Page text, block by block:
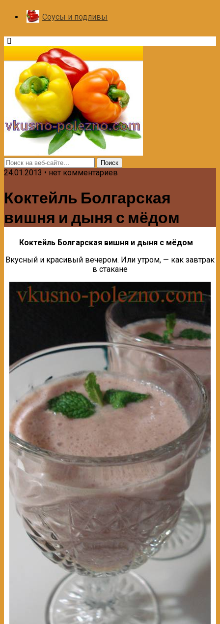
Соусы и подливы
24.01.2013 • нет комментариев
Коктейль Болгарская
вишня и дыня с мёдом
Коктейль Болгарская вишня и дыня с мёдом
Вкусный и красивый вечером. Или утром, — как завтрак
в стакане